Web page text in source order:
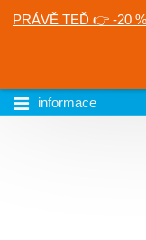
PRÁVĚ TEĎ 👉 -20
informace